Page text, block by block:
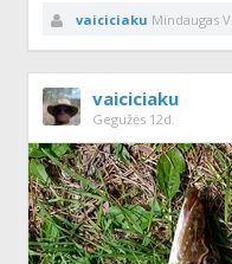
vaiciciaku Mindaugas V.
vaiciciaku
Gegužės 12d.